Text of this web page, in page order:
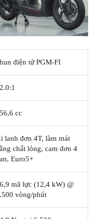
điện tử PGM-FI
cc
lanh đơn 4T, làm mát
chất lỏng, cam đơn 4
Euro5+
mã lực (12,4 kW) @
vòng/phút